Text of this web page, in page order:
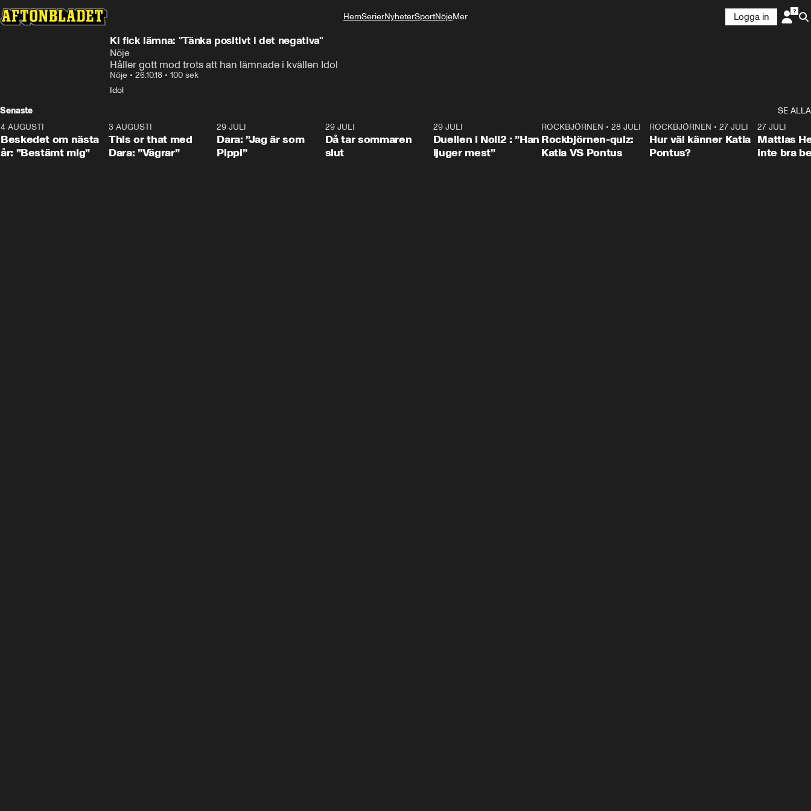
HemSerierNyheterSportNöjeMer
Logga in
Ki fick lämna: "Tänka positivt i det negativa"
Nöje
Håller gott mod trots att han lämnade i kvällen Idol
Nöje • 26.10.18 • 100 sek
Idol
Senaste
SE ALLA
0:24
4 AUGUSTI
Beskedet om nästa
år: ”Bestämt mig”
1:02
3 AUGUSTI
This or that med
Dara: ”Vägrar”
29 JULI
Dara: ”Jag är som
Pippi”
29 JULI
Då tar sommaren
slut
29 JULI
Duellen i Noll2 : ”Han
ljuger mest”
0:15
ROCKBJÖRNEN • 28 JULI
Rockbjörnen-quiz:
Katia VS Pontus
0:46
ROCKBJÖRNEN •27 JULI
Hur väl känner Katia
Pontus?
27 JULI
Mattias
inte bra